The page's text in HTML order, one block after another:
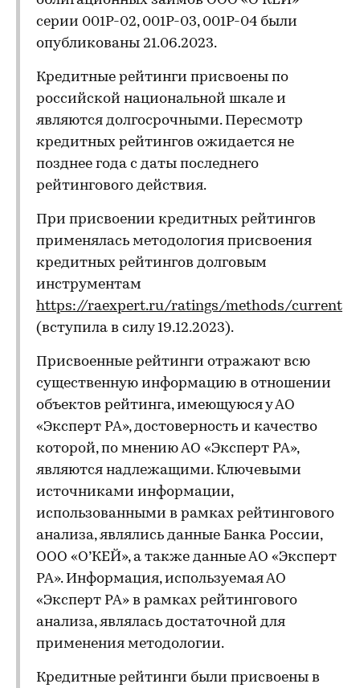
серии 001P-02, 001P-03, 001P-04 были
опубликованы 21.06.2023.
Кредитные рейтинги присвоены по
российской национальной шкале и
являются долгосрочными. Пересмотр
кредитных рейтингов ожидается не
позднее года с даты последнего
рейтингового действия.
При присвоении кредитных рейтингов
применялась методология присвоения
кредитных рейтингов долговым
инструментам
https://raexpert.ru/ratings/methods/current
(вступила в силу 19.12.2023).
Присвоенные рейтинги отражают всю
существенную информацию в отношении
объектов рейтинга, имеющуюся у АО
«Эксперт РА», достоверность и качество
которой, по мнению АО «Эксперт РА»,
являются надлежащими. Ключевыми
источниками информации,
использованными в рамках рейтингового
анализа, являлись данные Банка России,
ООО «О’КЕЙ», а также данные АО «Эксперт
РА». Информация, используемая АО
«Эксперт РА» в рамках рейтингового
анализа, являлась достаточной для
применения методологии.
Кредитные рейтинги были присвоены в